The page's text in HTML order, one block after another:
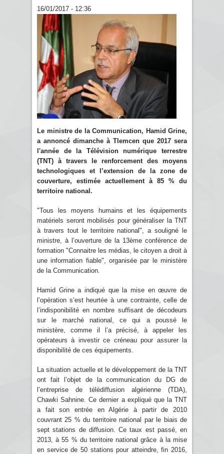
16/01/2017 - 12:36
Le ministre de la Communication, Hamid Grine,
a annoncé dimanche à Tlemcen que 2017 sera
l'année de la Télévision numérique terrestre
(TNT) à travers le renforcement des moyens
technologiques et l’extension de la zone de
couverture, estimée actuellement à 85 % du
territoire national.
"Tous les moyens humains et les équipements
matériels seront mobilisés pour généraliser la TNT
à travers tout le territoire national", a souligné le
ministre, à l’ouverture de la 13ème conférence de
formation "Connaitre les médias, le citoyen a droit à
une information fiable", organisée par le ministère
de la Communication.
Hamid Grine a indiqué que la mise en œuvre de
l’opération s’est heurtée à une contrainte, celle de
l’indisponibilité en nombre suffisant de décodeurs
sur le marché national, ce qui a poussé le
ministère, comme il l’a précisé, à appeler les
opérateurs à investir ce créneau pour assurer la
disponibilité de ces équipements.
La situation actuelle et le développement de la TNT
ont fait l’objet de la communication du DG de
l’entreprise de télédiffusion algérienne (TDA),
Chawki Sahnine. Ce dernier a expliqué que la TNT
a fait son entrée en Algérie à partir de 2010
couvrant 25 % du territoire national par le biais de
sept stations de diffusion. Ce taux est passé, en
2013, à 55 % du territoire national grâce à la mise
en service de 50 stations pour atteindre, fin 2016,